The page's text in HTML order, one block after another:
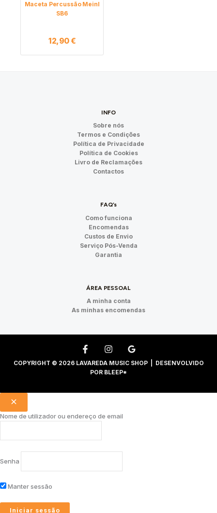
Maceta Percussão Meinl
SB6
12,90€
INFO
Sobre nós
Termos e Condições
Política de Privacidade
Política de Cookies
Livro de Reclamações
Contactos
FAQ’s
Como funciona
Encomendas
Custos de Envio
Serviço Pós-Venda
Garantia
ÁREA PESSOAL
A minha conta
As minhas encomendas
COPYRIGHT © 2026 LAVAREDA MUSIC SHOP | DESENVOLVIDO
POR BLEEP*
Nome de utilizador ou endereço de email
Senha
Manter sessão